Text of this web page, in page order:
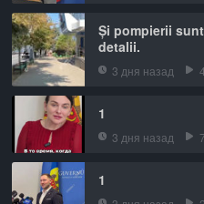
Și pompierii
detalii.
3 дня назад
1
3 дня назад
1